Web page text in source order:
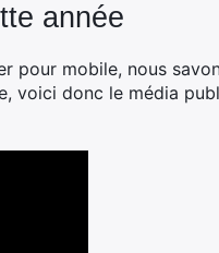
année
pour mobile, nous
voici donc le média